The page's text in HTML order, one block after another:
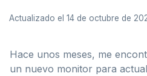
Actualizado el 14 de octubre de
Hace unos meses, me
un nuevo monitor para